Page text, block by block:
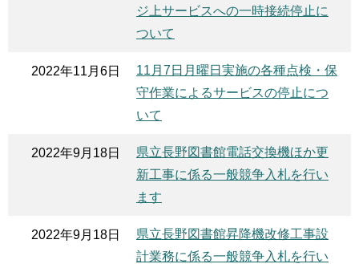
ジ上サービスへの一時接続停止に
ついて
2022年11月6日
11月7日月曜日実施の各種点検・保
守作業によるサービスの停止につ
いて
2022年9月18日
県立長野図書館電話交換機ほか更
新工事に係る一般競争入札を行い
ます
2022年9月18日
県立長野図書館昇降機改修工事設
計業務に係る一般競争入札を行い